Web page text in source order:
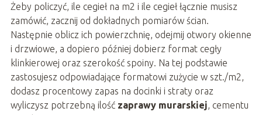
Żeby policzyć, ile cegieł na m2 i ile cegieł łącznie musisz
zamówić, zacznij od dokładnych pomiarów ścian.
Następnie oblicz ich powierzchnię, odejmij otwory okienne
i drzwiowe, a dopiero później dobierz format cegły
klinkierowej oraz szerokość spoiny. Na tej podstawie
zastosujesz odpowiadające formatowi zużycie w szt./m2,
dodasz procentowy zapas na docinki i straty oraz
wyliczysz potrzebną ilość zaprawy murarskiej , cementu